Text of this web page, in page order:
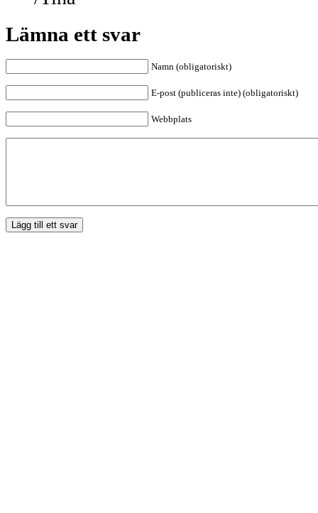
Lämna ett svar
Namn (obligatoriskt)
E-post (publiceras inte) (obligatoriskt)
Webbplats